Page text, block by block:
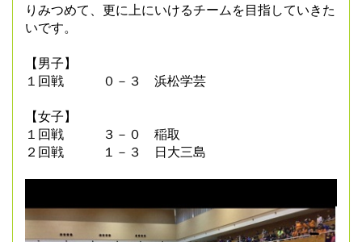
りみつめて、更に上にいけるチームを目指していきた
いです。
【男子】
１回戦 ０－３ 浜松学芸
【女子】
１回戦 ３－０ 稲取
２回戦 １－３ 日大三島